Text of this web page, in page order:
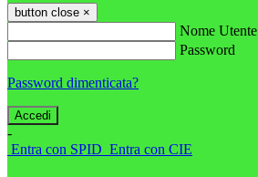
button close ×
Nome Utente
Password
Password dimenticata?
-
Entra con SPID Entra con CIE